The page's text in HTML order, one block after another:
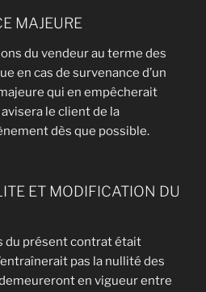
MAJEURE
du vendeur au terme des
en cas de survenance d’un
qui en empêcherait
avisera le client de la
dès que possible.
ET MODIFICATION DU
du présent contrat était
pas la nullité des
en vigueur entre